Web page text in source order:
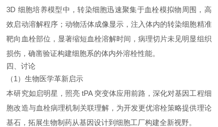
3D 细胞培养模型中，转染细胞迅速聚集于血栓模拟物周围，高
效启动溶解程序；动物活体成像显示，注入体内的转染细胞精准
靶向血栓部位，显著缩短血栓溶解时间，病理切片未见明显组织
损伤，确凿验证构建细胞系的体内外溶栓性能。
四、讨论
（1）生物医学革新启示
本研究如启明星，照亮 tPA 突变体应用前路，深化对基因工程细
胞改造与血栓病理机制关联理解，为开发更优溶栓策略提供理论
基石，拓展生物制药从基因设计到细胞工厂构建全新视野。